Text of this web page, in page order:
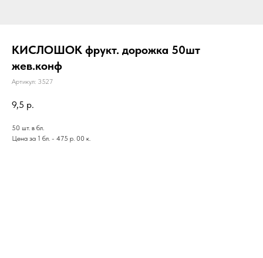
КИСЛОШОК фрукт. дорожка 50шт
жев.конф
Артикул: 3527
9,5 р.
50 шт. в бл.
Цена за 1 бл. - 475 р. 00 к.